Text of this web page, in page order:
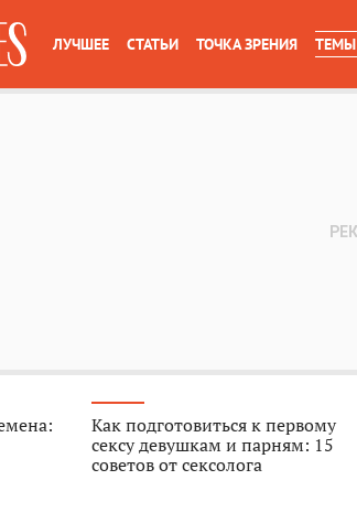
ЛУЧШЕЕ СТАТЬИ ТОЧКА ЗРЕНИЯ ТЕМЫ
Как подготовиться к первому
сексу девушкам и парням: 15
советов от сексолога